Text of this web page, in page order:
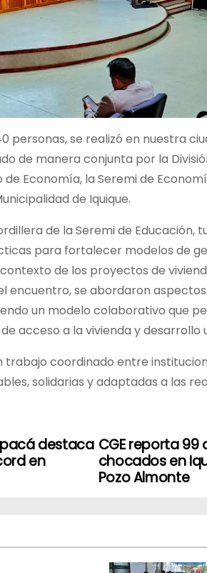
personas, se realizó en nuestra
de manera conjunta por la
Economía, la Seremi de
de Iquique.
de la Seremi de Educación,
para fortalecer modelos de
de los proyectos de
encuentro, se abordaron
un modelo colaborativo que
acceso a la vivienda y desarrollo
trabajo coordinado entre
solidarias y adaptadas a las
CGE reporta
chocados en
Pozo Almonte
destaca
en